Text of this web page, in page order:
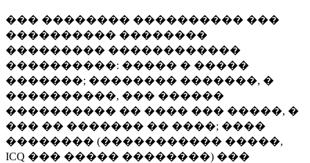
��� �������� ���������� ���
���������� ��������
��������� ������������
����������: ����� � �����
�������; �������� �������, �
����������, ��� ������
���������� �� ���� ��� �����, �
��� �� ������� �� ����; ����
�������� (����������� �����,
ICQ ��� ����� ��������) ���